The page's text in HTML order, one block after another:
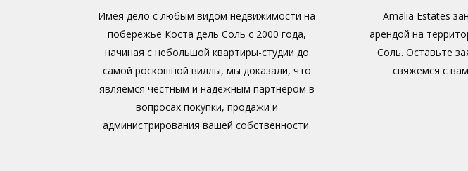
Имея дело с любым видом недвижимости на
побережье Коста дель Соль с 2000 года,
начиная с небольшой квартиры-студии до
самой роскошной виллы, мы доказали, что
являемся честным и надежным партнером в
вопросах покупки, продажи и
администрирования вашей собственности.
Amalia Estates
арендой на
Соль. Оставьте
свяжемся с